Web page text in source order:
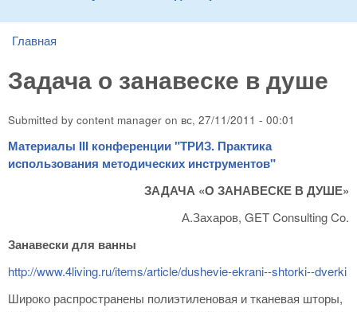
You are here
Главная
Задача о занавеске в душе
Submitted by content manager on вс, 27/11/2011 - 00:01
Материалы III конференции "ТРИЗ. Практика
использования методических инструментов"
ЗАДАЧА «О ЗАНАВЕСКЕ В ДУШЕ»
А.Захаров, GET Consulting Co.
Занавески для ванны
http://www.4living.ru/items/article/dushevie-ekrani--shtorki--dverki
Широко распространены полиэтиленовая и тканевая шторы,